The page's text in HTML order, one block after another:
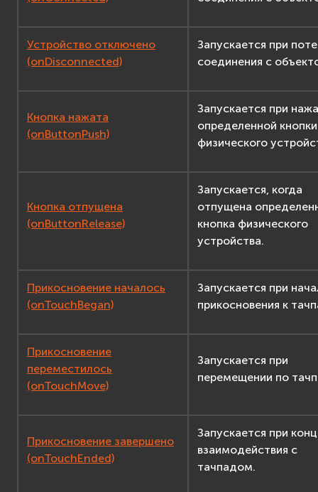
Устройство отключено
(onDisconnected)
Запускается при
соединения с
Кнопка нажата
(onButtonPush)
Запускается при
определенной кнопки
физического
Кнопка отпущена
(onButtonRelease)
Запускается, когда
отпущена
кнопка физического
устройства.
Прикосновение началось
(onTouchBegan)
Запускается при
прикосновения к
Прикосновение
переместилось
(onTouchMove)
Запускается при
перемещении по
Прикосновение завершено
(onTouchEnded)
Запускается при
взаимодействия с
тачпадом.